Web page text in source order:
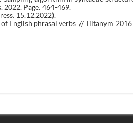
2022. Page: 464-469.
15.12.2022).
English phrasal verbs. // Tiltanym.